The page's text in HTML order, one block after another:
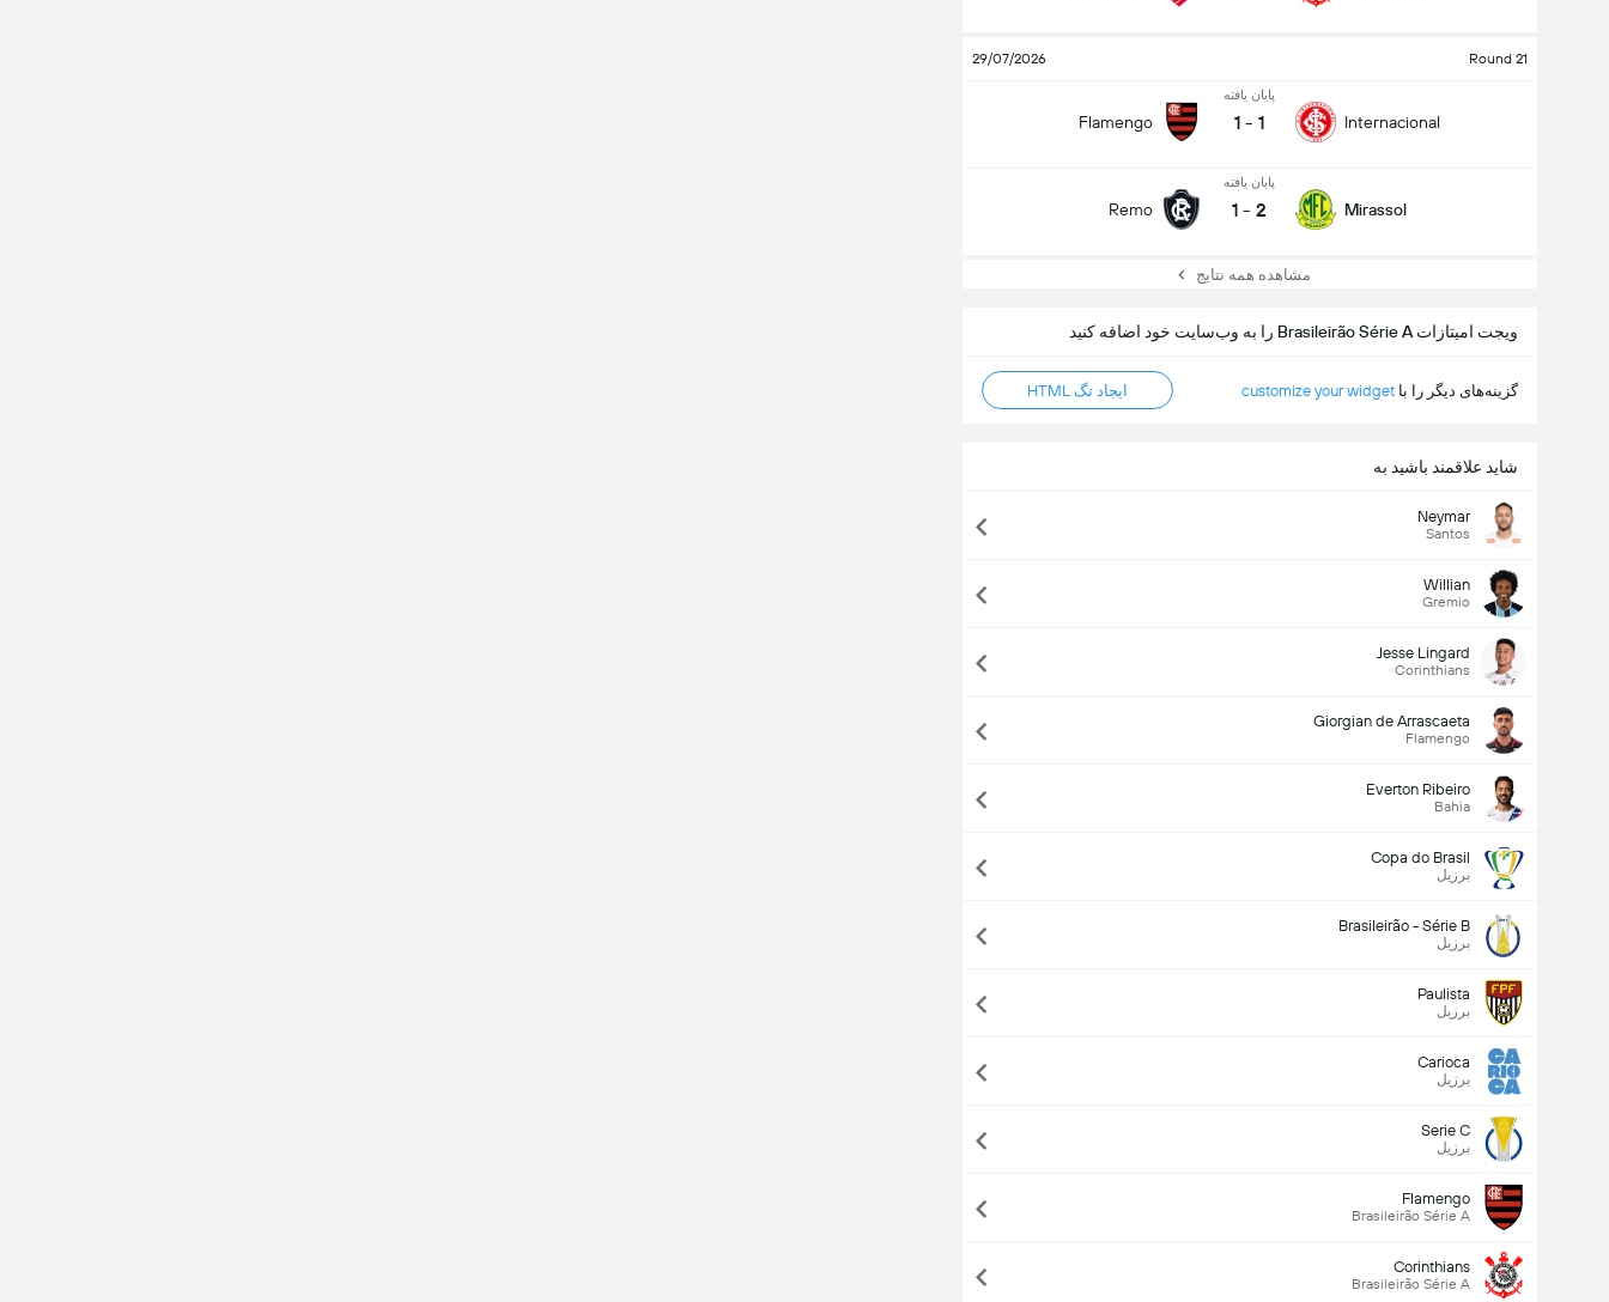
Round 21
29/07/2026
Internacional
پایان یافته
1
-
1
Flamengo
Mirassol
پایان یافته
2
-
1
Remo
مشاهده همه نتایج
ویجت امیتازات Brasileirão Série A را به وب‌سایت خود اضافه کنید
گزینه‌های دیگر را با customize your widget ایجاد تگ HTML
شاید علاقمند باشید به
Neymar
Santos
Willian
Gremio
Jesse Lingard
Corinthians
Giorgian de Arrascaeta
Flamengo
Everton Ribeiro
Bahia
Copa do Brasil
برزیل
Brasileirão - Série B
برزیل
Paulista
برزیل
Carioca
برزیل
Serie C
برزیل
Flamengo
Brasileirão Série A
Corinthians
Brasileirão Série A